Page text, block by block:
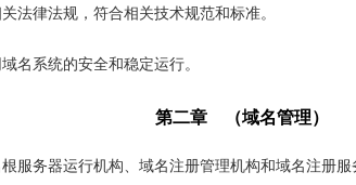
法律法规，符合相关技术规范和标准。
名系统的安全和稳定运行。
第二章 （域名管理）
服务器运行机构、域名注册管理机构和域名注册